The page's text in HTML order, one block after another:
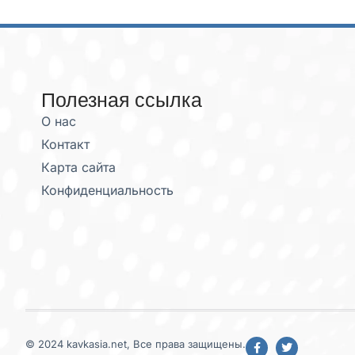
Полезная ссылка
О нас
Контакт
Карта сайта
Конфиденциальность
© 2024 kavkasia.net, Все права защищены.